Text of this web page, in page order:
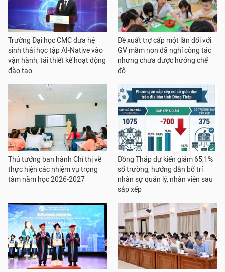
Trường Đại học CMC đưa hệ
sinh thái học tập AI-Native vào
vận hành, tái thiết kế hoạt động
đào tạo
Đề xuất trợ cấp một lần đối với
GV mầm non đã nghỉ công tác
nhưng chưa được hưởng chế
độ
Thủ tướng ban hành Chỉ thị về
thực hiện các nhiệm vụ trọng
tâm năm học 2026-2027
Đồng Tháp dự kiến giảm 65,1%
số trường, hướng dẫn bố trí
nhân sự quản lý, nhân viên sau
sắp xếp